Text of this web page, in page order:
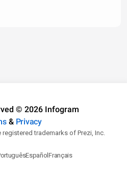
© 2026 Infogram
& Privacy
trademarks of Prezi, Inc.
EspañolFrançais